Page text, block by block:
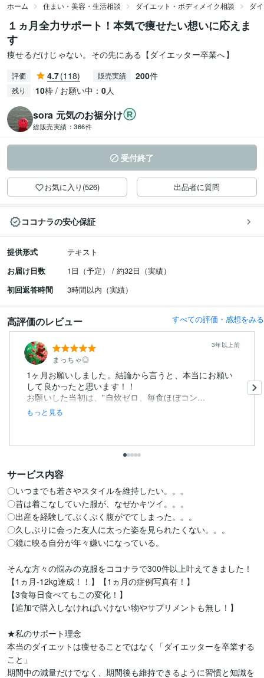
ホーム 住まい・美容・生活相談 ダイエット・ボディメイク相談 ダ
１ヵ月全力サポート！本気で痩せたい想いに応えま
す
痩せるだけじゃない。その先にある【ダイエッター卒業へ】
評価 4.7(118) 販売実績 200件
残り 10枠 / お願い中： 0人
sora 元気のお裾分け
総販売実績： 366件
受付終了
お気に入り(526) 出品者に質問
ココナラの安心保証
提供形式
テキスト
お届け日数
1日（予定） / 約32日（実績）
初回返答時間
3時間以内（実績）
高評価のレビュー すべての評価・感想をみる
まっちゃ◎
3年以上前
1ヶ月お願いしました。結論から言うと、本当にお願い
して良かったと思います！！
お願いした当初は、"自炊ゼロ、毎食ほぼコン...
もっと見る
サービス内容
〇いつまでも若さやスタイルを維持したい。。。
〇昔は着こなしていた服が、なぜかキツイ。。。
〇出産を経験してぶくぶく腹がでてしまった。。。
〇久しぶりに会った友人に太った姿を見られたくない。。。
〇鏡に映る自分が年々嫌いになっている。
そんな方々の悩みの克服をココナラで300件以上叶えてきました！
【1ヵ月-12kg達成！！】【1ヵ月の症例写真有！】
【3食毎日食べてもこの変化！】
【追加で購入しなければいけない物やサプリメントも無し！】
★私のサポート理念
本当のダイエットは痩せることではなく「ダイエッターを卒業する
こと」
期間中の減量だけでなく、期間後も維持できるように習慣と知識を